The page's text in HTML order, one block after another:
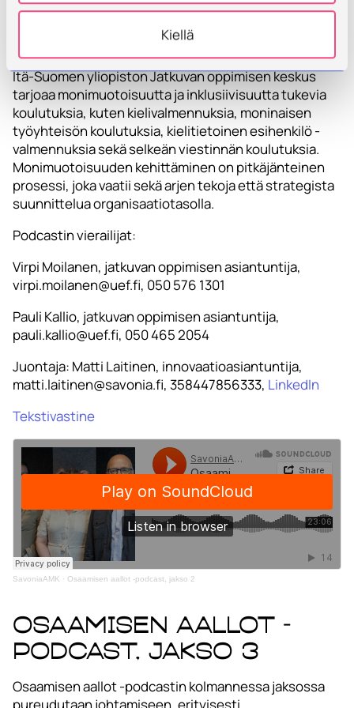
Kiellä
halua ymmärtää ja tulla ymmärretyksi.
Työkalut ja jatkuva kehittäminen
Itä-Suomen yliopiston Jatkuvan oppimisen keskus
tarjoaa monimuotoisuutta ja inklusiivisuutta tukevia
koulutuksia, kuten kielivalmennuksia, moninaisen
työyhteisön koulutuksia, kielitietoinen esihenkilö -
valmennuksia sekä selkeän viestinnän koulutuksia.
Monimuotoisuuden kehittäminen on pitkäjänteinen
prosessi, joka vaatii sekä arjen tekoja että strategista
suunnittelua organisaatiotasolla.
Podcastin vierailijat:
Virpi Moilanen, jatkuvan oppimisen asiantuntija,
virpi.moilanen@uef.fi, 050 576 1301
Pauli Kallio, jatkuvan oppimisen asiantuntija,
pauli.kallio@uef.fi, 050 465 2054
Juontaja: Matti Laitinen, innovaatioasiantuntija,
matti.laitinen@savonia.fi, 358447856333, LinkedIn
Tekstivastine
SavoniaAMK · Osaamisen aallot -podcast, jakso 2
Osaamisen aallot -
podcast, jakso 3
Osaamisen aallot -podcastin kolmannessa jaksossa